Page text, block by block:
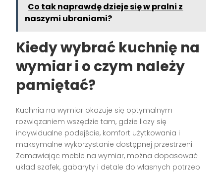
Co tak naprawdę dzieje się w pralni z
naszymi ubraniami?
Kiedy wybrać kuchnię na
wymiar i o czym należy
pamiętać?
Kuchnia na wymiar okazuje się optymalnym
rozwiązaniem wszędzie tam, gdzie liczy się
indywidualne podejście, komfort użytkowania i
maksymalne wykorzystanie dostępnej przestrzeni.
Zamawiając meble na wymiar, można dopasować
układ szafek, gabaryty i detale do własnych potrzeb